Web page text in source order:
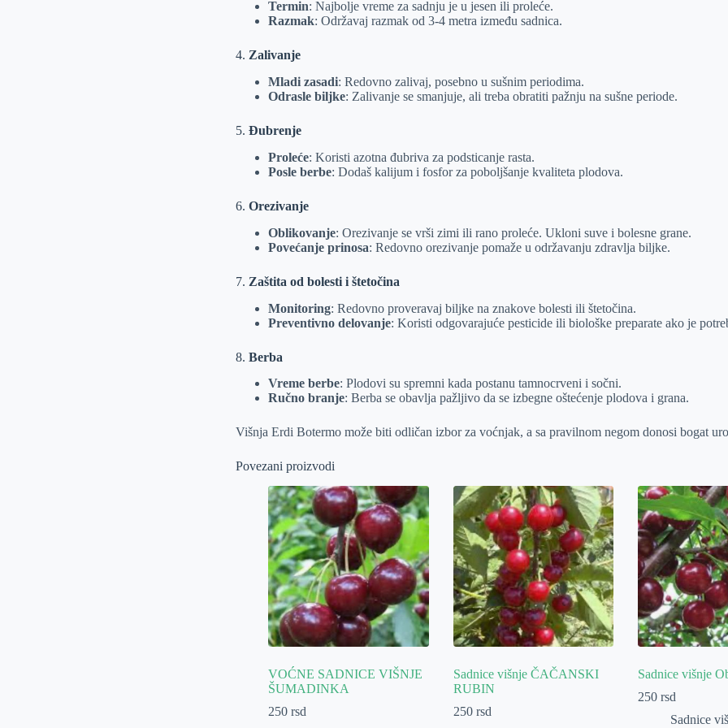
Termin: Najbolje vreme za sadnju je u jesen ili proleće.
Razmak: Održavaj razmak od 3-4 metra između sadnica.
4.Zalivanje
Mladi zasadi: Redovno zalivaj, posebno u sušnim periodima.
Odrasle biljke: Zalivanje se smanjuje, ali treba obratiti pažnju na sušne periode.
5.Đubrenje
Proleće: Koristi azotna đubriva za podsticanje rasta.
Posle berbe: Dodaš kalijum i fosfor za poboljšanje kvaliteta plodova.
6.Orezivanje
Oblikovanje: Orezivanje se vrši zimi ili rano proleće. Ukloni suve i bolesne grane.
Povećanje prinosa: Redovno orezivanje pomaže u održavanju zdravlja biljke.
7. Zaštita od bolesti i štetočina
Monitoring: Redovno proveravaj biljke na znakove bolesti ili štetočina.
Preventivno delovanje: Koristi odgovarajuće pesticide ili biološke preparate ako je
8.Berba
Vreme berbe: Plodovi su spremni kada postanu tamnocrveni i sočni.
Ručno branje: Berba se obavlja pažljivo da se izbegne oštećenje plodova i grana.
Višnja Erdi Botermo može biti odličan izbor za voćnjak, a sa pravilnom negom donosi bogat
Povezani proizvodi
VOĆNE SADNICE VIŠNJE
ŠUMADINKA
250rsd
Sadnice višnje ČAČANSKI
RUBIN
250 rsd
Sadnice višnje
250 rsd
Sadnice